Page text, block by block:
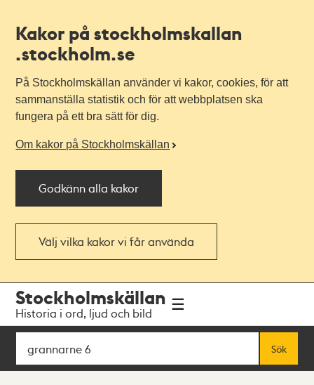
Kakor på stockholmskallan
.stockholm.se
På Stockholmskällan använder vi kakor, cookies, för att
sammanställa statistik och för att webbplatsen ska
fungera på ett bra sätt för dig.
Om kakor på Stockholmskällan
Godkänn alla kakor
Välj vilka kakor vi får använda
navigationen
huvudinnehållet
Stockholmskällan
Historia i ord, ljud och bild
Sök
Sök